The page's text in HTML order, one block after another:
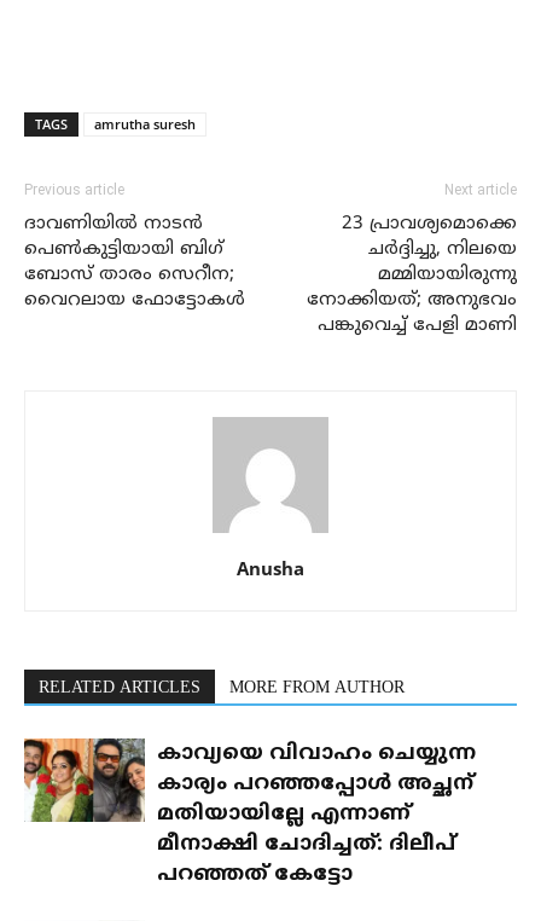
TAGS amrutha suresh
Previous article
ദാവണിയില്‍ നാടന്‍
പെണ്‍കുട്ടിയായി ബിഗ്
ബോസ് താരം സെറീന;
വൈറലായ ഫോട്ടോകള്‍
Next article
23 പ്രാവശ്യമൊക്കെ
ചര്‍ദ്ദിച്ചു, നിലയെ
മമ്മിയായിരുന്നു
നോക്കിയത്; അനുഭവം
പങ്കുവെച്ച് പേളി മാണി
Anusha
RELATED ARTICLES MORE FROM AUTHOR
കാവ്യയെ വിവാഹം ചെയ്യുന്ന
കാര്യം പറഞ്ഞപ്പോൾ അച്ഛന്
മതിയായില്ലേ എന്നാണ്
മീനാക്ഷി ചോദിച്ചത്: ദിലീപ്
പറഞ്ഞത് കേട്ടോ